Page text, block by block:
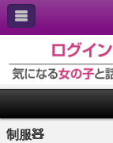
制服🧸